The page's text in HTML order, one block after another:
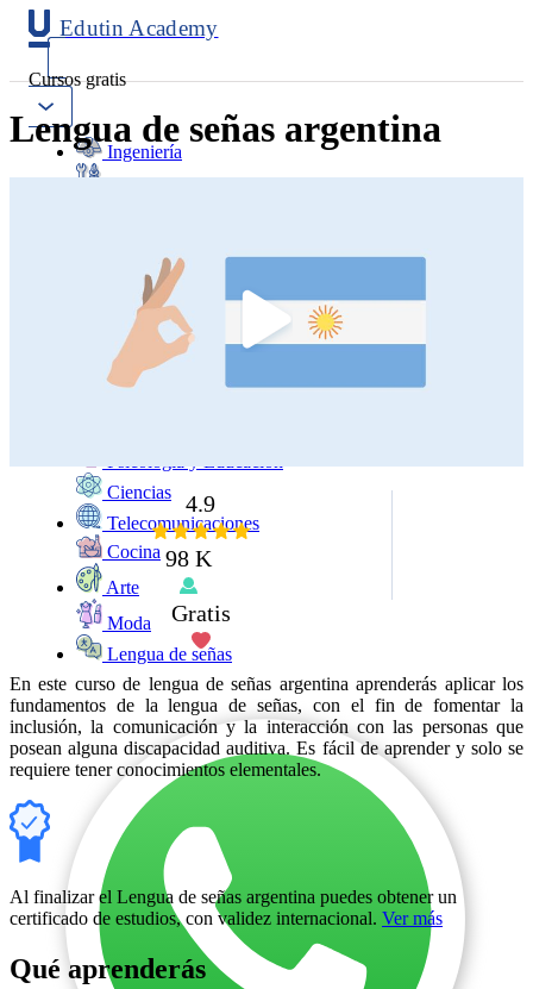
Edutin Academy
Cursos gratis
Ingeniería
Negocios
Salud
Programación
Marketing
Psicología y Educación
Ciencias
Telecomunicaciones
Cocina
Arte
Moda
Lengua de señas
Lengua de señas argentina
4.9
98 K
Gratis
En este curso de lengua de señas argentina aprenderás aplicar los
fundamentos de la lengua de señas, con el fin de fomentar la
inclusión, la comunicación y la interacción con las personas que
posean alguna discapacidad auditiva. Es fácil de aprender y solo se
requiere tener conocimientos elementales.
Al finalizar el Lengua de señas argentina puedes obtener un
certificado de estudios, con validez internacional. Ver más
Qué aprenderás